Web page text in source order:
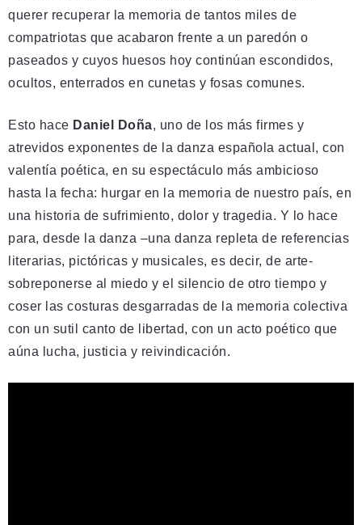
querer recuperar la memoria de tantos miles de
compatriotas que acabaron frente a un paredón o
paseados y cuyos huesos hoy continúan escondidos,
ocultos, enterrados en cunetas y fosas comunes.
Esto hace Daniel Doña, uno de los más firmes y
atrevidos exponentes de la danza española actual, con
valentía poética, en su espectáculo más ambicioso
hasta la fecha: hurgar en la memoria de nuestro país, en
una historia de sufrimiento, dolor y tragedia. Y lo hace
para, desde la danza –una danza repleta de referencias
literarias, pictóricas y musicales, es decir, de arte-
sobreponerse al miedo y el silencio de otro tiempo y
coser las costuras desgarradas de la memoria colectiva
con un sutil canto de libertad, con un acto poético que
aúna lucha, justicia y reivindicación.